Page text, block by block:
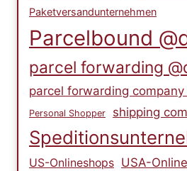
Paketversandunternehmen
Parcelbound
parcel forwarding
parcel forwarding company
Personal Shopper shipping
US-Onlineshops USA-